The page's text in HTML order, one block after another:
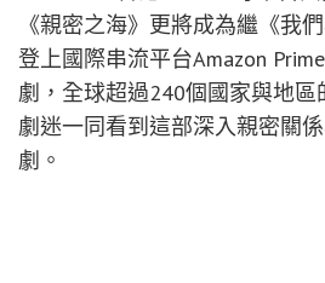
《親密之海》更將成為繼《我
登上國際串流平台Amazon
劇，全球超過240個國家與地
劇迷一同看到這部深入親密關
劇。